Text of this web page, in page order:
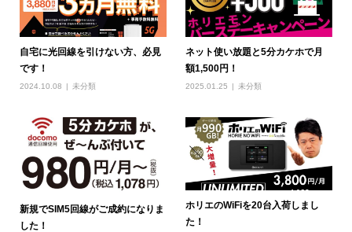
自宅に光回線を引けない方、必見
です！
2024.10.08 未分類
ネット使い放題と5分カケホで月
額1,500円！
2025.01.25 未分類
新規でSIM5回線がご成約になりま
した！
ホリエのWiFiを20台入荷しまし
た！